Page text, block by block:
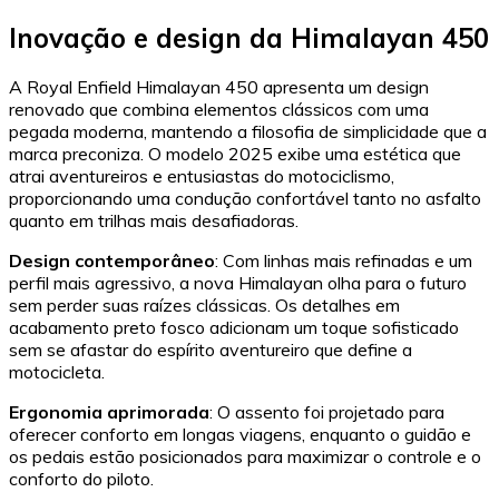
Inovação e design da Himalayan 450
A Royal Enfield Himalayan 450 apresenta um design
renovado que combina elementos clássicos com uma
pegada moderna, mantendo a filosofia de simplicidade que a
marca preconiza. O modelo 2025 exibe uma estética que
atrai aventureiros e entusiastas do motociclismo,
proporcionando uma condução confortável tanto no asfalto
quanto em trilhas mais desafiadoras.
Design contemporâneo: Com linhas mais refinadas e um
perfil mais agressivo, a nova Himalayan olha para o futuro
sem perder suas raízes clássicas. Os detalhes em
acabamento preto fosco adicionam um toque sofisticado
sem se afastar do espírito aventureiro que define a
motocicleta.
Ergonomia aprimorada: O assento foi projetado para
oferecer conforto em longas viagens, enquanto o guidão e
os pedais estão posicionados para maximizar o controle e o
conforto do piloto.